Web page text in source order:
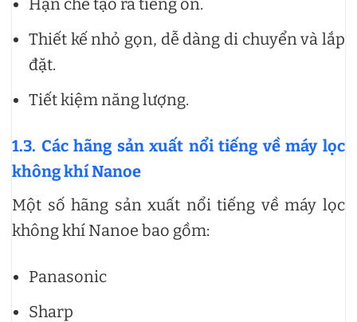
Thiết kế nhỏ gọn, dễ dàng di chuyển và lắp
đặt.
Tiết kiệm năng lượng.
1.3. Các hãng sản xuất nổi tiếng về máy lọc
không khí Nanoe
Một số hãng sản xuất nổi tiếng về máy lọc
không khí Nanoe bao gồm:
Panasonic
Sharp